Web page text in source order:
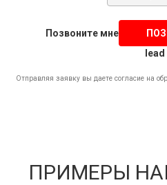
Позвоните мне
lead
Отправляя заявку вы даете согласие на
ПРИМЕРЫ